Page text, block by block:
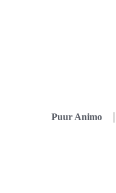
Puur Animo